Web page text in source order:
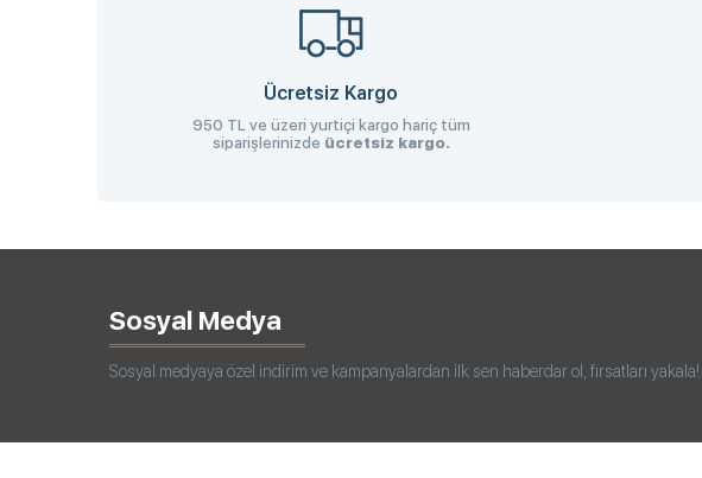
Ücretsiz Kargo
950 TL ve üzeri yurtiçi kargo hariç tüm
siparişlerinizde ücretsiz kargo.
Sosyal Medya
Sosyal medyaya özel indirim ve kampanyalardan ilk sen haberdar ol, fırsatları yakala!